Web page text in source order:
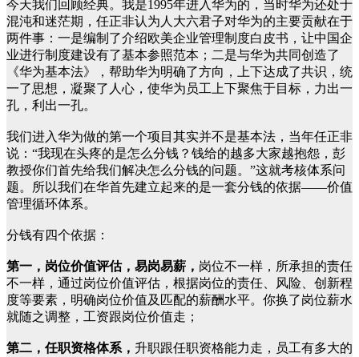
今天我们回顾经典。我是1995年进入华为的，当时华为还处于
混沌和迷茫期，任正非认为人大六君子对华为的主要贡献在于
两件事：一是编制了介绍欧美企业管理制度白皮书，让中国企
业进行制度建设有了基本参照范本；二是与华为共同创造了
《华为基本法》，帮助华为明确了方向，上下达成了共识，统
一了思想，凝聚了人心，使华为员工上下聚焦于目标，力出一
孔，利出一孔。
我们进入华为做的第一个项目其实并不是基本法，当年任正非
说：“我现在头疼的是怎么分钱？钱给的越多大家越抱怨，彭
教授你们首先给我们解决怎么分钱的问题。”这就考核体系问
题。所以我们在华首先建立起来的是一套分钱的依据——价值
管理循环体系。
分钱有四个依据：
第一，岗位价值评估，易岗易薪， 岗位不一样，所承担的责任
不一样，通过岗位价值评估，根据岗位的责任、风险、创新程
度等要素，明确岗位价值及匹配的薪酬水平。你换了岗位薪水
就随之调整，工资跟岗位价值走；
第二，任职资格体系， 升职跟任职资格能力走，员工有多大的